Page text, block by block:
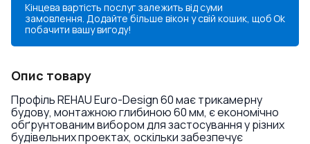
Кінцева вартість послуг залежить від суми
замовлення. Додайте більше вікон у свій кошик, щоб
побачити вашу вигоду!
Ok
Опис товару
Профіль REHAU Euro-Design 60 має трикамерну
будову, монтажною глибиною 60 мм, є економічно
обґрунтованим вибором для застосування у різних
будівельних проектах, оскільки забезпечує